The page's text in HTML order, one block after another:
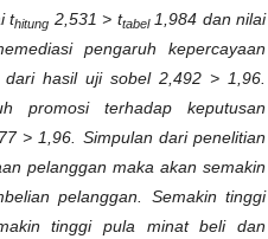
thitung 2,531 > ttabel1,984 dan nilai
pengaruh kepercayaan
hasil uji sobel 2,492 > 1,96.
promosi terhadap keputusan
> 1,96. Simpulan dari penelitian
pelanggan maka akan semakin
pelanggan. Semakin tinggi
tinggi pula minat beli dan